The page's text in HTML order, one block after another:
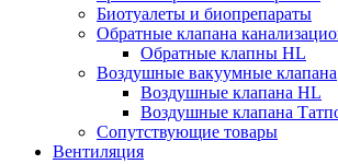
Биотуалеты и биопрепараты
Обратные клапана
Обратные клапны HL
Воздушные вакуумные клапана
Воздушные клапана HL
Воздушные клапана
Сопутствующие товары
Вентиляция